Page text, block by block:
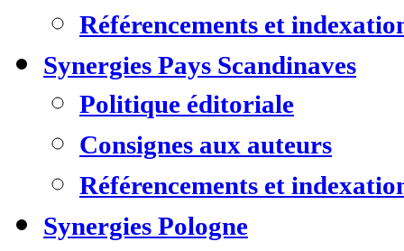
Référencements et
Synergies Pays Scandinaves
Politique éditoriale
Consignes aux auteurs
Référencements et
Synergies Pologne